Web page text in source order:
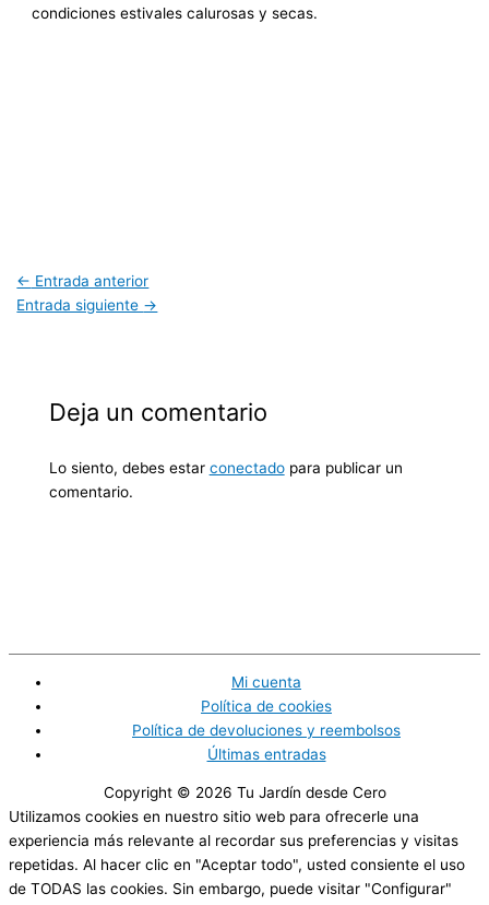
condiciones estivales calurosas y secas.
← Entrada anterior
Entrada siguiente →
Deja un comentario
Lo siento, debes estar conectadopara publicar un
comentario.
Mi cuenta
Política de cookies
Política de devoluciones y reembolsos
Últimas entradas
Copyright © 2026 Tu Jardín desde Cero
Utilizamos cookies en nuestro sitio web para ofrecerle una
experiencia más relevante al recordar sus preferencias y visitas
repetidas. Al hacer clic en "Aceptar todo", usted consiente el uso
de TODAS las cookies. Sin embargo, puede visitar "Configurar"